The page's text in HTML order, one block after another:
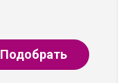
Подобрать